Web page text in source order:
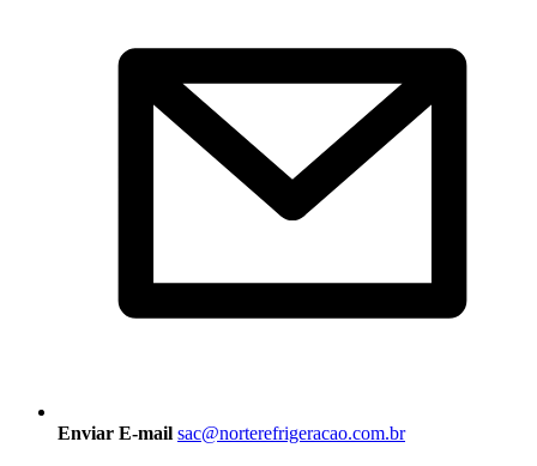
Enviar E-mail sac@norterefrigeracao.com.br